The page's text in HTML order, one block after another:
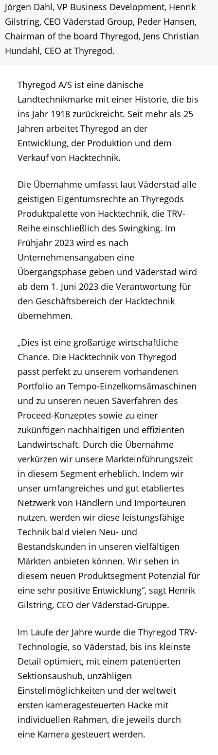
Jörgen Dahl, VP Business Development, Henrik
Gilstring, CEO Väderstad Group, Peder Hansen,
Chairman of the board Thyregod, Jens Christian
Hundahl, CEO at Thyregod.
Thyregod A/S ist eine dänische
Landtechnikmarke mit einer Historie, die bis
ins Jahr 1918 zurückreicht. Seit mehr als 25
Jahren arbeitet Thyregod an der
Entwicklung, der Produktion und dem
Verkauf von Hacktechnik.
Die Übernahme umfasst laut Väderstad alle
geistigen Eigentumsrechte an Thyregods
Produktpalette von Hacktechnik, die TRV-
Reihe einschließlich des Swingking. Im
Frühjahr 2023 wird es nach
Unternehmensangaben eine
Übergangsphase geben und Väderstad wird
ab dem 1. Juni 2023 die Verantwortung für
den Geschäftsbereich der Hacktechnik
übernehmen.
„Dies ist eine großartige wirtschaftliche
Chance. Die Hacktechnik von Thyregod
passt perfekt zu unserem vorhandenen
Portfolio an Tempo-Einzelkornsämaschinen
und zu unseren neuen Säverfahren des
Proceed-Konzeptes sowie zu einer
zukünftigen nachhaltigen und effizienten
Landwirtschaft. Durch die Übernahme
verkürzen wir unsere Markteinführungszeit
in diesem Segment erheblich. Indem wir
unser umfangreiches und gut etabliertes
Netzwerk von Händlern und Importeuren
nutzen, werden wir diese leistungsfähige
Technik bald vielen Neu- und
Bestandskunden in unseren vielfältigen
Märkten anbieten können. Wir sehen in
diesem neuen Produktsegment Potenzial für
eine sehr positive Entwicklung“, sagt Henrik
Gilstring, CEO der Väderstad-Gruppe.
Im Laufe der Jahre wurde die Thyregod TRV-
Technologie, so Väderstad, bis ins kleinste
Detail optimiert, mit einem patentierten
Sektionsaushub, unzähligen
Einstellmöglichkeiten und der weltweit
ersten kameragesteuerten Hacke mit
individuellen Rahmen, die jeweils durch
eine Kamera gesteuert werden.